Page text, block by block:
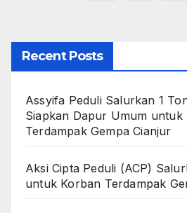
Recent Posts
Assyifa Peduli Salurkan 1
Siapkan Dapur Umum untuk
Terdampak Gempa Cianjur
Aksi Cipta Peduli (ACP)
untuk Korban Terdampak